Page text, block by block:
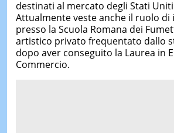
destinati al mercato degli Stati Uniti
Attualmente veste anche il ruolo di
presso la Scuola Romana dei
artistico privato frequentato dallo
dopo aver conseguito la Laurea in
Commercio.